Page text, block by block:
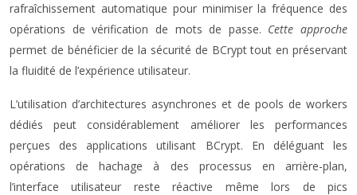
rafraîchissement automatique pour minimiser la fréquence des
opérations de vérification de mots de passe. Cette approche
permet de bénéficier de la sécurité de BCrypt tout en préservant
la fluidité de l’expérience utilisateur.
L’utilisation d’architectures asynchrones et de pools de workers
dédiés peut considérablement améliorer les performances
perçues des applications utilisant BCrypt. En déléguant les
opérations de hachage à des processus en arrière-plan,
l’interface utilisateur reste réactive même lors de pics